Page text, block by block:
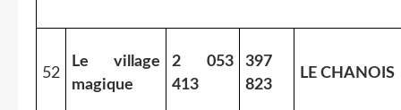
52
Le village
magique
2 053
413
397
823
LE CHANOIS